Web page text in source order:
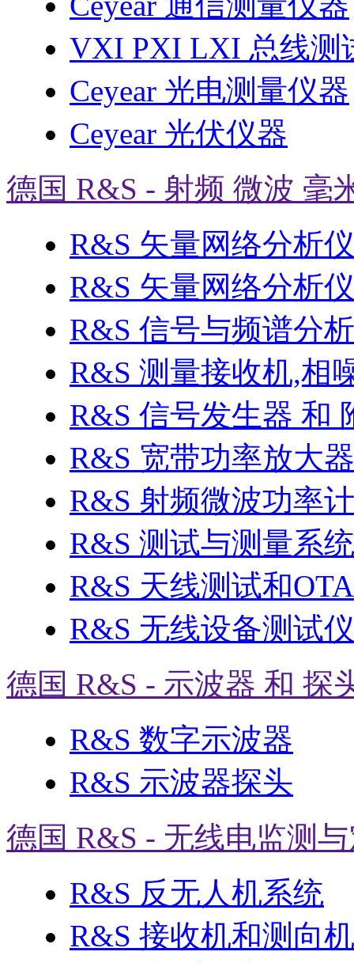
VXI PXI LXI 总线测
Ceyear 光电测量仪器
Ceyear 光伏仪器
德国 R&S - 射频 微波 毫
R&S 矢量网络分析仪
R&S 矢量网络分析
R&S 信号与频谱分
R&S 测量接收机,相
R&S 信号发生器 和
R&S 宽带功率放大器
R&S 射频微波功率
R&S 测试与测量系
R&S 天线测试和
R&S 无线设备测试
德国 R&S - 示波器 和 探
R&S 数字示波器
R&S 示波器探头
德国 R&S - 无线电监测
R&S 反无人机系统
R&S 接收机和测向机